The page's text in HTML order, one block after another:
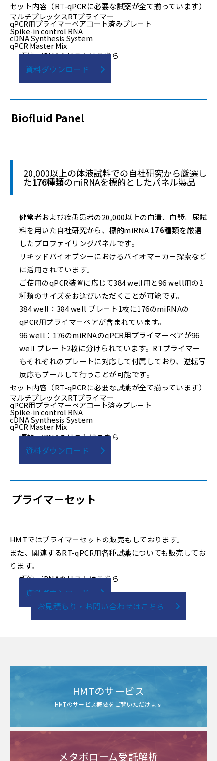
セット内容（RT-qPCRに必要な試薬が全て揃っています）
マルチプレックスRTプライマー
qPCR用プライマーペアコート済みプレート
Spike-in control RNA
cDNA Synthesis System
qPCR Master Mix
標的miRNAのリストはこちら
資料ダウンロード
Biofluid Panel
20,000以上の体液試料での自社研究から厳選し
た176種類のmiRNAを標的としたパネル製品
健常者および疾患患者の20,000以上の血清、血漿、尿試
料を用いた自社研究から、標的miRNA 176種類を厳選
したプロファイリングパネルです。
リキッドバイオプシーにおけるバイオマーカー探索など
に活用されています。
ご使用のqPCR装置に応じて384 well用と96 well用の2
種類のサイズをお選びいただくことが可能です。
384 well：384 well プレート1枚に176のmiRNAの
qPCR用プライマーペアが含まれています。
96 well：176のmiRNAのqPCR用プライマーペアが96
well プレート2枚に分けられています。RTプライマー
もそれぞれのプレートに対応して付属しており、逆転写
反応もプールして行うことが可能です。
セット内容（RT-qPCRに必要な試薬が全て揃っています）
マルチプレックスRTプライマー
qPCR用プライマーペアコート済みプレート
Spike-in control RNA
cDNA Synthesis System
qPCR Master Mix
標的miRNAのリストはこちら
資料ダウンロード
プライマーセット
HMTではプライマーセットの販売もしております。
また、関連するRT-qPCR用各種試薬についても販売してお
ります。
標的miRNAのリストはこちら
資料ダウンロード
お見積もり・お問い合わせはこちら
HMTのサービス
HMTのサービス概要をご覧いただけます
メタボローム受託解析